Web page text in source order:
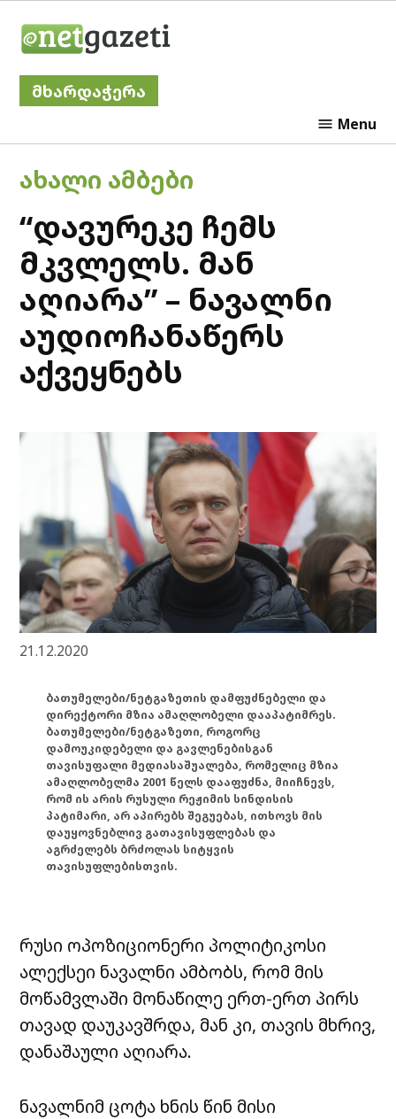
მხარდაჭერა
Menu
POSTED
ᲐᲮᲐᲚᲘ ᲐᲛᲑᲔᲑᲘ
“დავურეკე ჩემს
მკვლელს. მან
აღიარა” – ნავალნი
აუდიოჩანაწერს
აქვეყნებს
21.12.2020
ბათუმელები/ნეტგაზეთის დამფუძნებელი და
დირექტორი მზია ამაღლობელი დააპატიმრეს.
ბათუმელები/ნეტგაზეთი, როგორც
დამოუკიდებელი და გავლენებისგან
თავისუფალი მედიასაშუალება, რომელიც მზია
ამაღლობელმა 2001 წელს დააფუძნა, მიიჩნევს,
რომ ის არის რუსული რეჟიმის სინდისის
პატიმარი, არ აპირებს შეგუებას, ითხოვს მის
დაუყოვნებლივ გათავისუფლებას და
აგრძელებს ბრძოლას სიტყვის
თავისუფლებისთვის.
რუსი ოპოზიციონერი პოლიტიკოსი
ალექსეი ნავალნი ამბობს, რომ მის
მოწამვლაში მონაწილე ერთ-ერთ პირს
თავად დაუკავშრდა, მან კი, თავის მხრივ,
დანაშაული აღიარა.
ნავალნიმ ცოტა ხნის წინ მისი